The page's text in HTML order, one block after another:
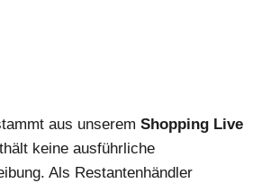
aus unserem Shopping Live
keine ausführliche
Als Restantenhändler